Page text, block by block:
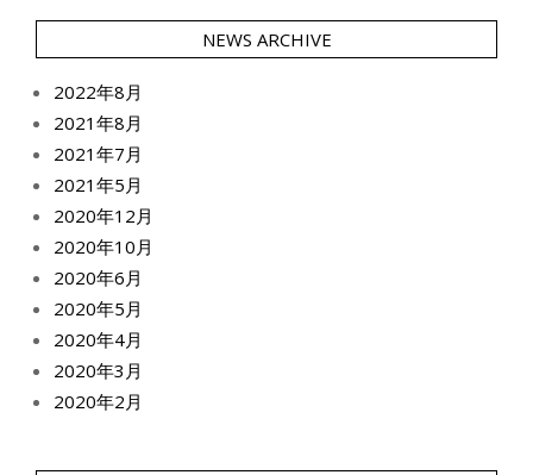
NEWS ARCHIVE
2022年8月
2021年8月
2021年7月
2021年5月
2020年12月
2020年10月
2020年6月
2020年5月
2020年4月
2020年3月
2020年2月